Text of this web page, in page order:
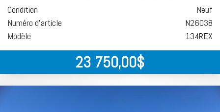
Condition
Neuf
Numéro d'article
N26038
Modèle
134REX
23 750,00$